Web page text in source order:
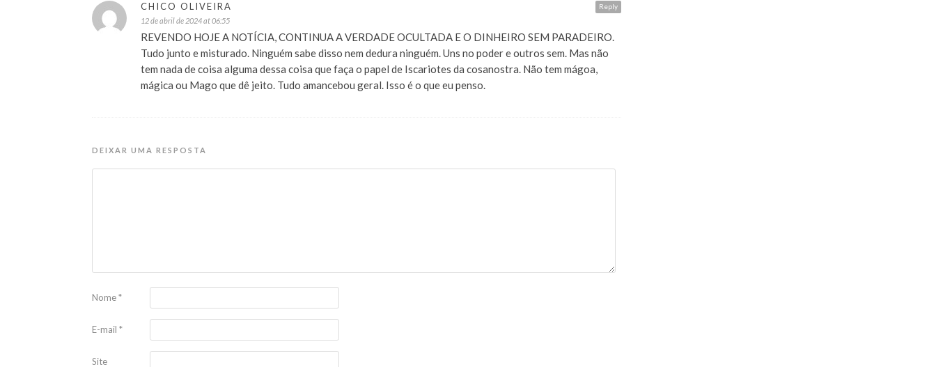
Reply
CHICO OLIVEIRA
12 de abril de 2024 at 06:55
REVENDO HOJE A NOTÍCIA, CONTINUA A VERDADE OCULTADA E O DINHEIRO SEM PARADEIRO.
Tudo junto e misturado. Ninguém sabe disso nem dedura ninguém. Uns no poder e outros sem. Mas não
tem nada de coisa alguma dessa coisa que faça o papel de Iscariotes da cosanostra. Não tem mágoa,
mágica ou Mago que dê jeito. Tudo amancebou geral. Isso é o que eu penso.
DEIXAR UMA RESPOSTA
Nome*
E-mail *
Site